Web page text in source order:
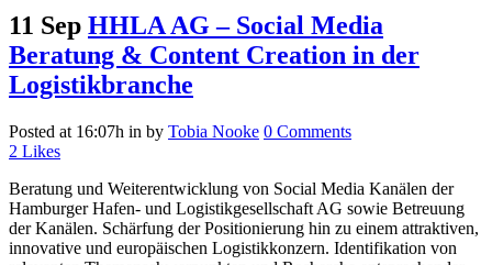
11 Sep HHLA AG – Social Media
Beratung & Content Creation in der
Logistikbranche
Posted at 16:07h in by Tobia Nooke 0 Comments
2 Likes
Beratung und Weiterentwicklung von Social Media Kanälen der
Hamburger Hafen- und Logistikgesellschaft AG sowie Betreuung
der Kanälen. Schärfung der Positionierung hin zu einem attraktiven,
innovative und europäischen Logistikkonzern. Identifikation von